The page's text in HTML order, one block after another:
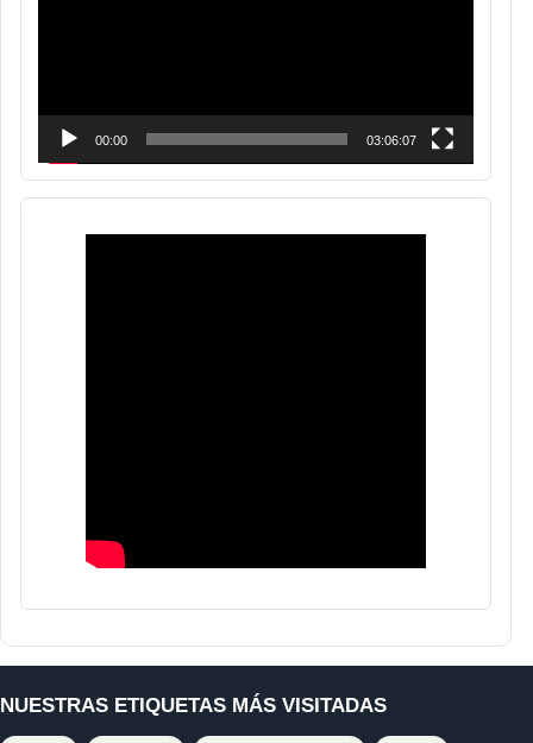
00:00 03:06:07
NUESTRAS ETIQUETAS MÁS VISITADAS